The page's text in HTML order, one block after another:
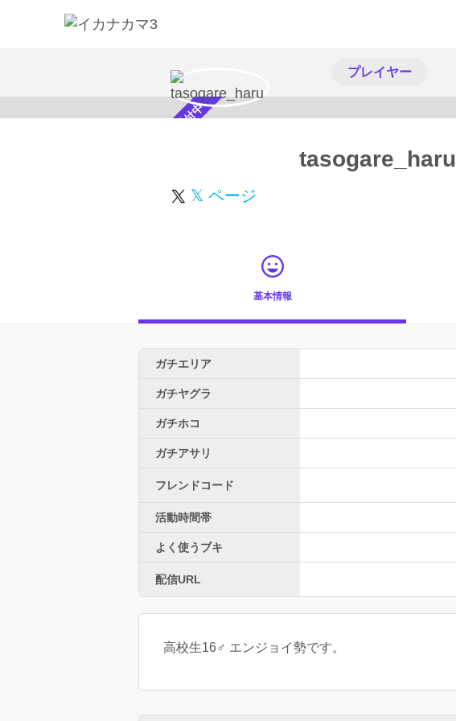
プレイヤー
スカウト受付中 tasogare_haru
𝕏 ページ
基本情報
ガチエリア
ガチヤグラ
ガチホコ
ガチアサリ
フレンドコード
活動時間帯
よく使うブキ
配信URL
高校生16♂︎ エンジョイ勢です。